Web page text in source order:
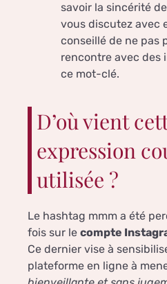
savoir la sincérité
vous discutez avec
conseillé de ne pas
rencontre avec des
ce mot-clé.
D’où vient
expression
utilisée ?
Le hashtag mmm a été
fois sur le compte
Ce dernier vise à
plateforme en ligne à